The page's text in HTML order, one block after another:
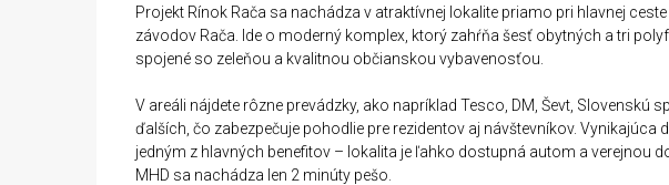
Projekt Rínok Rača sa nachádza v atraktívnej lokalite priamo pri hlavnej
závodov Rača. Ide o moderný komplex, ktorý zahŕňa šesť obytných a tri
spojené so zeleňou a kvalitnou občianskou vybavenosťou.
V areáli nájdete rôzne prevádzky, ako napríklad Tesco, DM, Ševt, Slovenskú
ďalších, čo zabezpečuje pohodlie pre rezidentov aj návštevníkov. Vynikajúca
jedným z hlavných benefitov – lokalita je ľahko dostupná autom a verejnou
MHD sa nachádza len 2 minúty pešo.